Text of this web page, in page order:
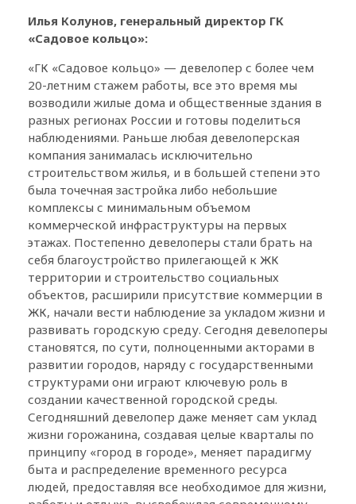
Илья Колунов, генеральный директор ГК
«Садовое кольцо»:
«ГК «Садовое кольцо» — девелопер с более чем
20-летним стажем работы, все это время мы
возводили жилые дома и общественные здания в
разных регионах России и готовы поделиться
наблюдениями. Раньше любая девелоперская
компания занималась исключительно
строительством жилья, и в большей степени это
была точечная застройка либо небольшие
комплексы с минимальным объемом
коммерческой инфраструктуры на первых
этажах. Постепенно девелоперы стали брать на
себя благоустройство прилегающей к ЖК
территории и строительство социальных
объектов, расширили присутствие коммерции в
ЖК, начали вести наблюдение за укладом жизни и
развивать городскую среду. Сегодня девелоперы
становятся, по сути, полноценными акторами в
развитии городов, наряду с государственными
структурами они играют ключевую роль в
создании качественной городской среды.
Сегодняшний девелопер даже меняет сам уклад
жизни горожанина, создавая целые кварталы по
принципу «город в городе», меняет парадигму
быта и распределение временного ресурса
людей, предоставляя все необходимое для жизни,